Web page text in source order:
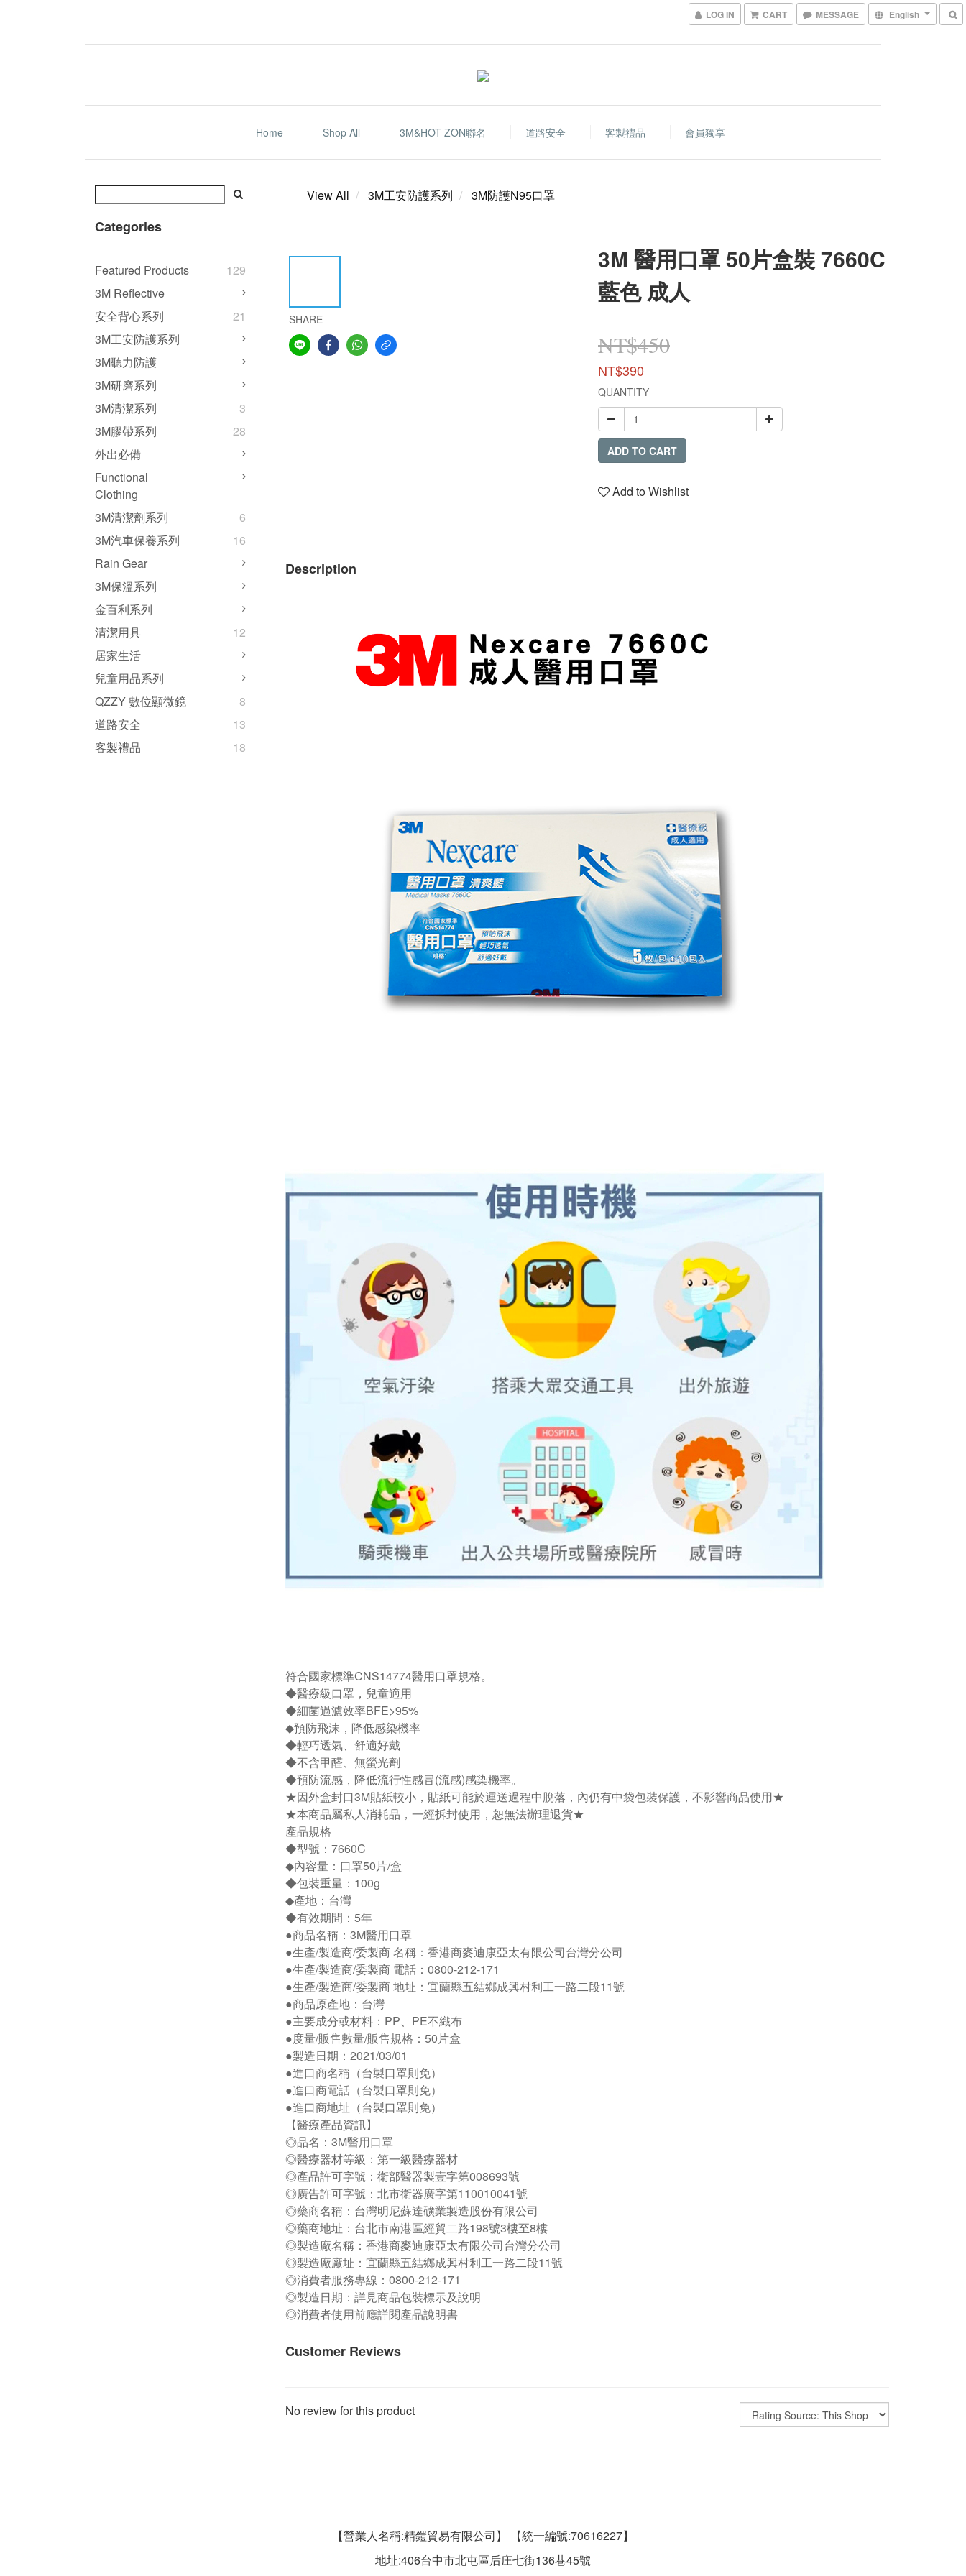
LOG IN CART MESSAGE English
Home Shop All 3M&HOT ZON聯名 道路安全 客製禮品 會員獨享
Categories
Featured Products
129
3M Reflective
安全背心系列
21
3M工安防護系列
3M聽力防護
3M研磨系列
3M清潔系列
3
3M膠帶系列
28
外出必備
Functional
Clothing
3M清潔劑系列
6
3M汽車保養系列
16
Rain Gear
3M保溫系列
金百利系列
清潔用具
12
居家生活
兒童用品系列
QZZY 數位顯微鏡
8
道路安全
13
客製禮品
18
View All 3M工安防護系列 3M防護N95口罩
SHARE
3M 醫用口罩 50片盒裝 7660C
藍色 成人
NT$450
NT$390
QUANTITY
ADD TO CART
Add to Wishlist
Description
符合國家標準CNS14774醫用口罩規格。
◆醫療級口罩，兒童適用
◆細菌過濾效率BFE>95%
◆預防飛沫，降低感染機率
◆輕巧透氣、舒適好戴
◆不含甲醛、無螢光劑
◆預防流感，降低流行性感冒(流感)感染機率。
★因外盒封口3M貼紙較小，貼紙可能於運送過程中脫落，內仍有中袋包裝保護，不影響商品使用★
★本商品屬私人消耗品，一經拆封使用，恕無法辦理退貨★
產品規格
◆型號：7660C
◆內容量：口罩50片/盒
◆包裝重量：100g
◆產地：台灣
◆有效期間：5年
●商品名稱：3M醫用口罩
●生產/製造商/委製商 名稱：香港商麥迪康亞太有限公司台灣分公司
●生產/製造商/委製商 電話：0800-212-171
●生產/製造商/委製商 地址：宜蘭縣五結鄉成興村利工一路二段11號
●商品原產地：台灣
●主要成分或材料：PP、PE不織布
●度量/販售數量/販售規格：50片盒
●製造日期：2021/03/01
●進口商名稱（台製口罩則免）
●進口商電話（台製口罩則免）
●進口商地址（台製口罩則免）
【醫療產品資訊】
◎品名：3M醫用口罩
◎醫療器材等級：第一級醫療器材
◎產品許可字號：衛部醫器製壹字第008693號
◎廣告許可字號：北市衛器廣字第110010041號
◎藥商名稱：台灣明尼蘇達礦業製造股份有限公司
◎藥商地址：台北市南港區經貿二路198號3樓至8樓
◎製造廠名稱：香港商麥迪康亞太有限公司台灣分公司
◎製造廠廠址：宜蘭縣五結鄉成興村利工一路二段11號
◎消費者服務專線：0800-212-171
◎製造日期：詳見商品包裝標示及說明
◎消費者使用前應詳閱產品說明書
Customer Reviews
No review for this product
【營業人名稱:精鎧貿易有限公司】 【統一編號:70616227】
地址:406台中市北屯區后庄七街136巷45號